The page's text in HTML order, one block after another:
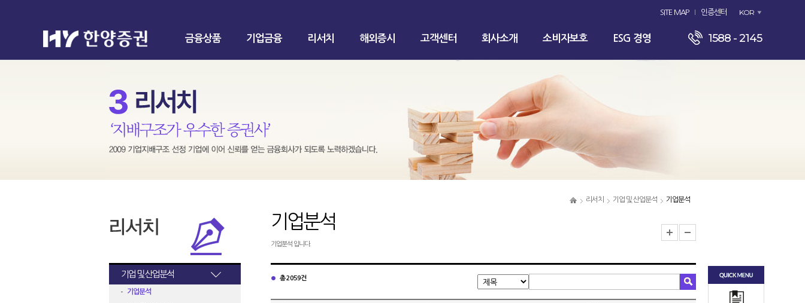
SITE MAP 인증센터 KOR
금융상품 기업금융 리서치 해외증시 고객센터 회사소개 소비자보호 ESG 경영 1588 - 2145
리서치 기업 및 산업분석 기업분석
기업 및 산업분석
기업분석
기업분석
기업분석 입니다.
총 2059건